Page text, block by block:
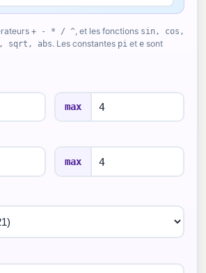
+ - * / ^, et les fonctions sin, cos,
sqrt, abs. Les constantes piet esont
max
max